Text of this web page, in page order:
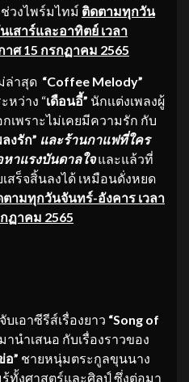
วงไพร์มไทม์ ติดตามทุกวัน
เสาร์และอาทิตย์ เวลา
าศ 15 กรกฏาคม 2565
ล่าสุด “Coffee Melody”
หว่าง “เดือนอี้” นักเเต่งเพลงผู้
เพราะไม่เคยมีความรัก กับ
ลงรัก” และร้านกาแฟที่ใคร
าแรงบันดาลใจ และแล้วที่
ร็จสิ้นลงได้ เหมือนดั่งหยด
ตามทุกวันจันทร์-อังคาร เวลา
กฏาคม 2565
เอาซีรีส์เรื่องยาว “Song of
มานำเสนอ กับเรื่องราวของ
อ” ชายหนุ่มตระกูลขุนนาง
ทั้งศาสตร์และศิลป์ ซึ่งต่อมา